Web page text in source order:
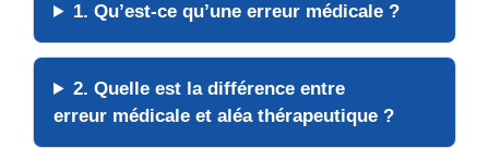
1. Qu’est-ce qu’uneerreur médicale ?
2. Quelle est la différence entre
erreur médicale et aléa thérapeutique ?